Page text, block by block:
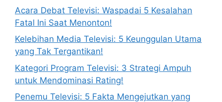
Acara Debat Televisi: Waspadai 5 Kesalahan
Fatal Ini Saat Menonton!
Kelebihan Media Televisi: 5 Keunggulan Utama
yang Tak Tergantikan!
Kategori Program Televisi: 3 Strategi Ampuh
untuk Mendominasi Rating!
Penemu Televisi: 5 Fakta Mengejutkan yang